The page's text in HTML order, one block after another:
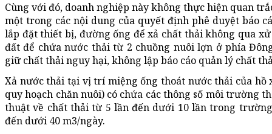
Cùng với đó, doanh nghiệp này không thực hiện quan
một trong các nội dung của quyết định phê duyệt báo
lắp đặt thiết bị, đường ống để xả chất thải không qua
đất để chứa nước thải từ 2 chuồng nuôi lợn ở phía
giữ chất thải nguy hại, không lập báo cáo quản lý chất
Xả nước thải tại vị trí miệng ống thoát nước thải của
quy hoạch chăn nuôi) có chứa các thông số môi trường
thuật về chất thải từ 5 lần đến dưới 10 lần trong
đến dưới 40 m3/ngày.